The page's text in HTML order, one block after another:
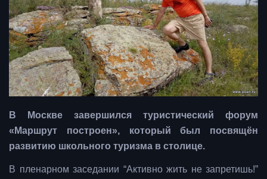
В Москве завершился туристический форум
«Маршрут построен», который был посвящён
развитию школьного туризма в столице.
В пленарном заседании “Активно жить не запретишь!”